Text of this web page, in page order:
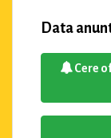
Data
Cere